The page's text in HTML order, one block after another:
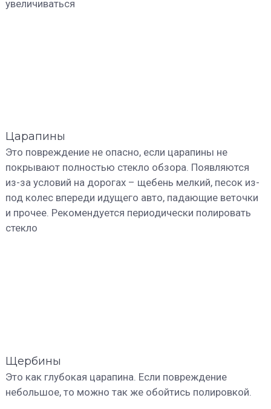
увеличиваться
Царапины
Это повреждение не опасно, если царапины не
покрывают полностью стекло обзора. Появляются
из-за условий на дорогах – щебень мелкий, песок из-
под колес впереди идущего авто, падающие веточки
и прочее. Рекомендуется периодически полировать
стекло
Щербины
Это как глубокая царапина. Если повреждение
небольшое, то можно так же обойтись полировкой.